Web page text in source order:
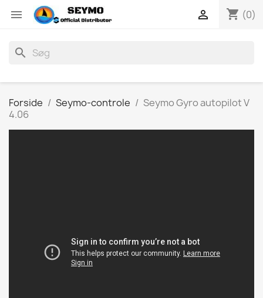
 shopping_cart (0)

search
Forside Seymo-controle
Seymo Gyro autopilot V
4.06